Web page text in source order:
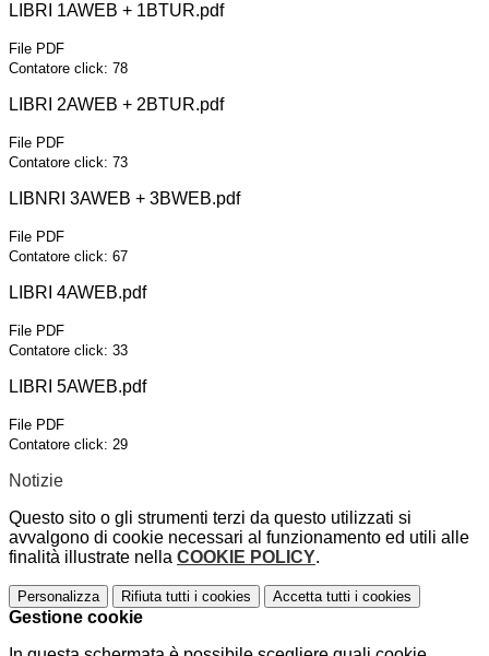
LIBRI 1AWEB + 1BTUR.pdf
File PDF
Contatore click: 78
LIBRI 2AWEB + 2BTUR.pdf
File PDF
Contatore click: 73
LIBNRI 3AWEB + 3BWEB.pdf
File PDF
Contatore click: 67
LIBRI 4AWEB.pdf
File PDF
Contatore click: 33
LIBRI 5AWEB.pdf
File PDF
Contatore click: 29
Notizie
Questo sito o gli strumenti terzi da questo utilizzati si
avvalgono di cookie necessari al funzionamento ed utili alle
finalità illustrate nella COOKIE POLICY.
Personalizza Rifiuta tutti i cookies Accetta tutti i cookies
Gestione cookie